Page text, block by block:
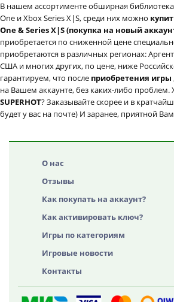
В нашем ассортименте обширная
One и Xbox Series X|S, среди них можно
One & Series X|S (покупка на новый
приобретается по сниженной цене
приобретаются в различных регионах:
США и многих других, по цене, ниже
гарантируем, что после приобретения игры
на Вашем аккаунте, без каких-либо проблем.
SUPERHOT? Заказывайте скорее и в
будет у вас на почте) И заранее, приятной
О нас
Отзывы
Как покупать на аккаунт?
Как активировать ключ?
Игры по категориям
Игровые новости
Контакты